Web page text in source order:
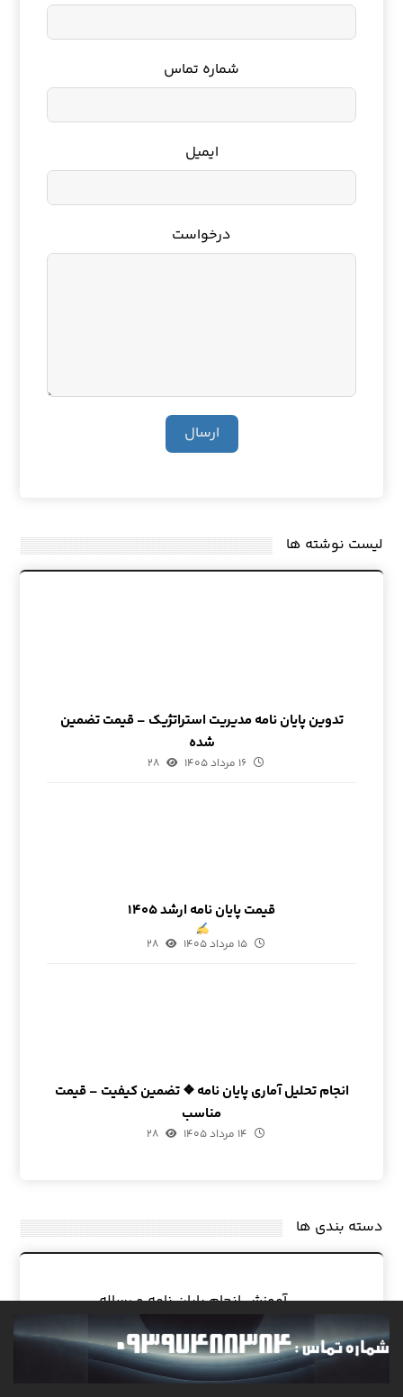
شماره تماس
ایمیل
درخواست
ارسال
لیست نوشته ها
تدوین پایان نامه مدیریت استراتژیک – قیمت تضمین
شده
۱۶ مرداد ۱۴۰۵ ۲۸
قیمت پایان نامه ارشد ۱۴۰۵
۱۵ مرداد ۱۴۰۵ ۲۸
انجام تحلیل آماری پایان نامه ❖ تضمین کیفیت – قیمت
مناسب
۱۴ مرداد ۱۴۰۵ ۲۸
دسته بندی ها
آموزش انجام پایان نامه و رساله
آموزش نگارش، پذیرش و چاپ مقاله
ثبت درخواست